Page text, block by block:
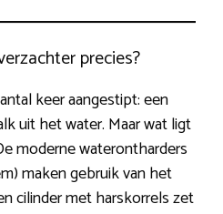
precies?
keer aangestipt: een
uit het water. Maar wat ligt
moderne waterontharders
maken gebruik van het
cilinder met harskorrels zet